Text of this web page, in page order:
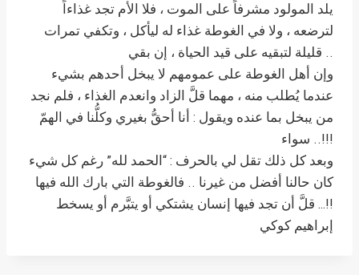
يلد المولود مشرفاً على الموت ، فلا الأم تجد غذاءاً
لترضعه ، ولا في الغوطة غذاء له ليأكل ، وتكفي تمرات
قليلة لتبقيه على قيد الحياة ، إن بقي ..
وإن أهل الغوطة على عمومهم لا يبخل أحدهم بشيء
عندما يُطلب منه ، مهما قلَّ الزاد وانعدم الغذاء ، فلم نجد
من يبخل بما عنده ويقول : أنا أحقُّ بغيري وكلُّنا في الهمّ
سواء ..!!!
وبعد كل ذلك تقل لي بالحرف : “الحمد لله” رغم كل شيء
كان حالنا أفضل من غيرنا .. فالغوطة التي بارك الله فيها
قلَّ أن تجد فيها إنسان يشتكي أو يتبَّرم أو يسخط …!!
إبراهيم كوكي